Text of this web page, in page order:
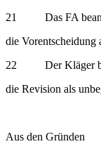
21 Das FA
die Vorentscheidung
22 Der Kläger
die Revision als
Aus den Gründen